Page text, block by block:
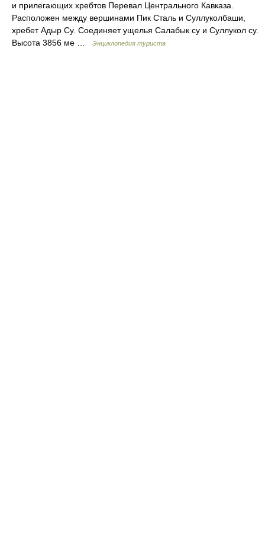
и прилегающих хребтов Перевал Центрального Кавказа.
Расположен между вершинами Пик Сталь и Суллуколбаши,
хребет Адыр Су. Соединяет ущелья Салабык су и Суллукол су.
Высота 3856 ме …
Энциклопедия туриста